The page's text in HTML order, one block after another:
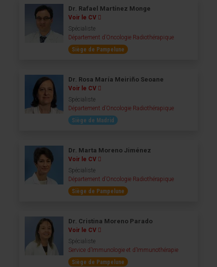
Dr. Rafael Martínez Monge
Voir le CV
Spécialiste
Département d’Oncologie Radiothérapique
Siège de Pampelune
Dr. Rosa María Meiriño Seoane
Voir le CV
Spécialiste
Département d’Oncologie Radiothérapique
Siège de Madrid
Dr. Marta Moreno Jiménez
Voir le CV
Spécialiste
Département d’Oncologie Radiothérapique
Siège de Pampelune
Dr. Cristina Moreno Parado
Voir le CV
Spécialiste
Service d’Immunologie et d’Immunothérapie
Siège de Pampelune